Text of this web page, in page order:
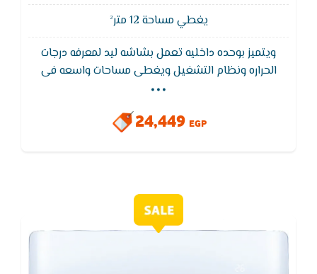
يغطي مساحة 12 متر²
ويتميز بوحده داخليه تعمل بشاشه ليد لمعرفه درجات
الحراره ونظام التشغيل ويغطى مساحات واسعه فى
التبريد ويتميز تكييف فريش بخاصيه التبريد السريع
وخاصيه التنظيف الذاتى ويعمل بفلاتر قويه لازله الاتربه
...
24,449 EGP